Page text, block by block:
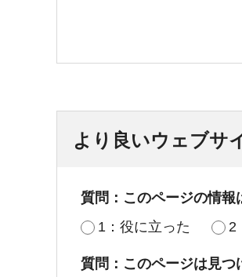
より良いウェブサ
質問：このページの情報
1：役に立った
2
質問：このページは見つ